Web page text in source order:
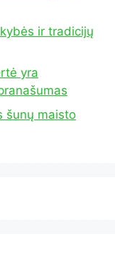
ir tradicijų
yra
šunų maisto